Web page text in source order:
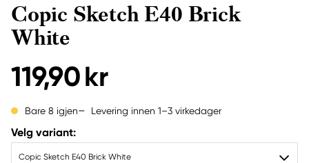
Copic Sketch E40 Brick
White
119,90 kr
Bare 8 igjen Levering innen 1–3 virkedager
Velg variant:
Copic Sketch E40 Brick White